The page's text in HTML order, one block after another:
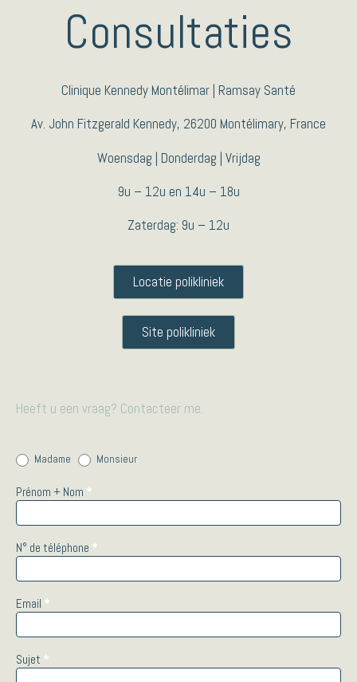
Consultaties
Clinique Kennedy Montélimar | Ramsay Santé
Av. John Fitzgerald Kennedy, 26200 Montélimary, France
Woensdag | Donderdag | Vrijdag
9u – 12u en 14u – 18u
Zaterdag: 9u – 12u
Locatie polikliniek
Site polikliniek
Heeft u een vraag? Contacteer me.
Contactez-
Madame Monsieur
Prénom + Nom *
N° de téléphone *
Email *
Sujet *